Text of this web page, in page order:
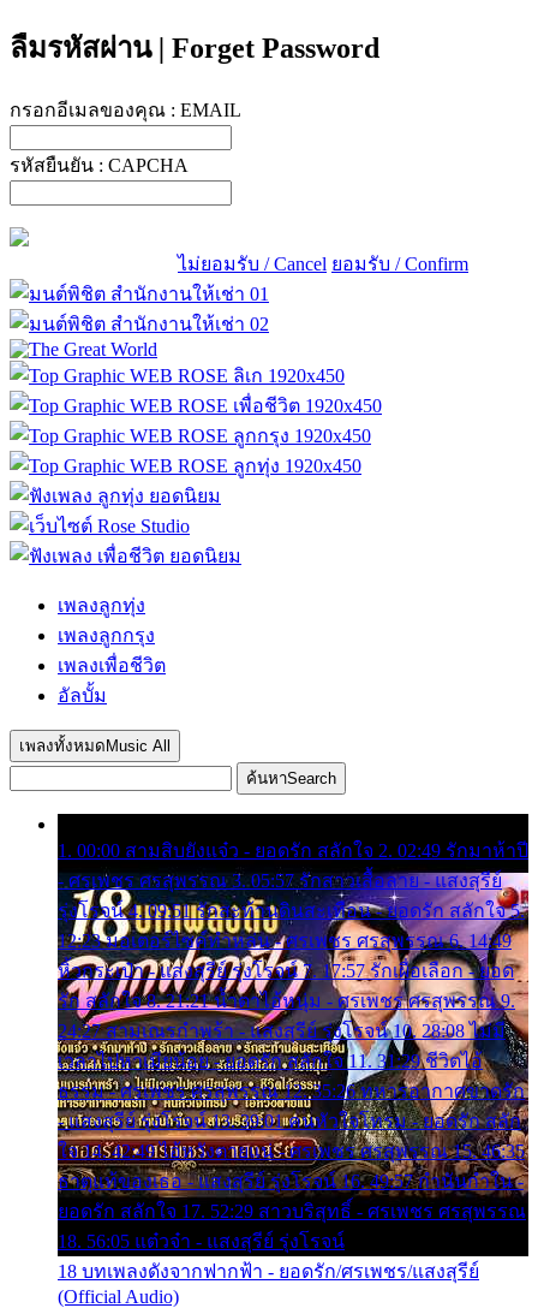
ลืมรหัสผ่าน | Forget Password
กรอกอีเมลของคุณ : EMAIL
รหัสยืนยัน : CAPCHA
ไม่ยอมรับ / Cancel ยอมรับ / Confirm
เพลงลูกทุ่ง
เพลงลูกกรุง
เพลงเพื่อชีวิต
อัลบั้ม
เพลงทั้งหมด Music All
ค้นหาSearch
1. 00:00 สามสิบยังแจ๋ว - ยอดรัก สลักใจ 2. 02:49 รักมาห้าปี
- ศรเพชร ศรสุพรรณ 3. 05:57 รักสาวเสื้อลาย - แสงสุรีย์
รุ่งโรจน์ 4. 09:51 รักสะท้านดินสะเทือน - ยอดรัก สลักใจ 5.
12:23 มอเตอร์ไซค์ทำหล่น - ศรเพชร ศรสุพรรณ 6. 14:49
หิ้วกระเป๋า - แสงสุรีย์ รุ่งโรจน์ 7. 17:57 รักเผื่อเลือก - ยอด
รัก สลักใจ 8. 21:21 น้ำตาไอ้หนุ่ม - ศรเพชร ศรสุพรรณ 9.
24:27 สามเณรกำพร้า - แสงสุรีย์ รุ่งโรจน์ 10. 28:08 ไม่มี
เวลาไปหาเมียน้อย - ยอดรัก สลักใจ 11. 31:29 ชีวิตไอ้
ธรรม - ศรเพชร ศรสุพรรณ 12. 35:26 ทหารอากาศขาดรัก
- แสงสุรีย์ รุ่งโรจน์ 13. 39:01 คนหัวใจโทรม - ยอดรัก สลัก
ใจ 14. 42:49 ไอ้หวังตายแน่ - ศรเพชร ศรสุพรรณ 15. 46:35
ธาตุแท้ของเธอ - แสงสุรีย์ รุ่งโรจน์ 16. 49:57 กำนันกำใน -
ยอดรัก สลักใจ 17. 52:29 สาวบริสุทธิ์ - ศรเพชร ศรสุพรรณ
18. 56:05 แต๋วจ๋า - แสงสุรีย์ รุ่งโรจน์
18 บทเพลงดังจากฟากฟ้า - ยอดรัก/ศรเพชร/แสงสุรีย์
(Official Audio)